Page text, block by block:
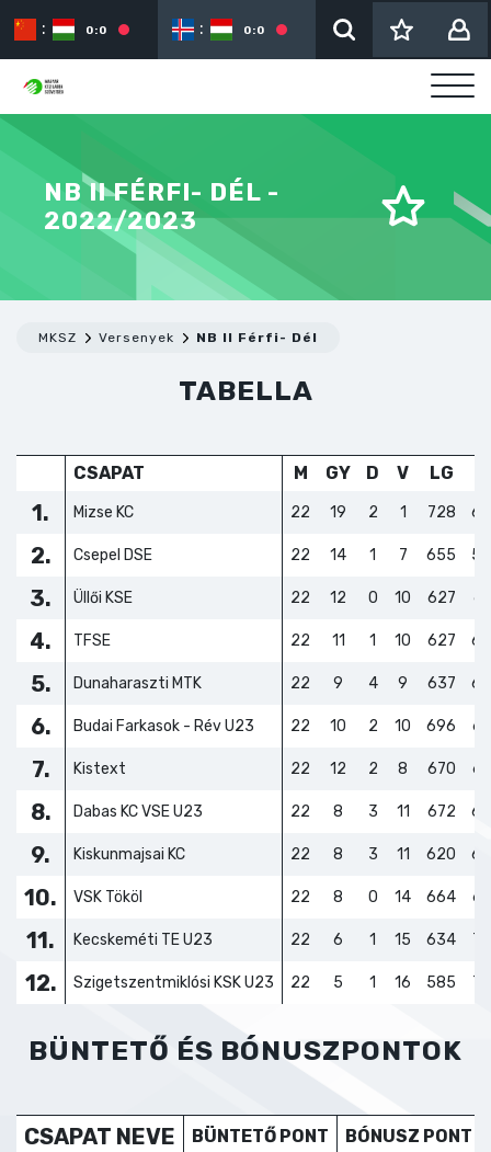
: 0:0 : 0:0 :
NB II FÉRFI- DÉL -
2022/2023
MKSZ Versenyek NB II Férfi- Dél
TABELLA
CSAPAT M GY D V LG
1. Mizse KC 22 19 2 1 728
2. Csepel DSE 22 14 1 7 655
3. Üllői KSE 22 12 0 10 627
4. TFSE 22 11 1 10 627
5. Dunaharaszti MTK 22 9 4 9 637
6. Budai Farkasok - Rév U23 22 10 2 10 696
7. Kistext 22 12 2 8 670
8. Dabas KC VSE U23 22 8 3 11 672
9. Kiskunmajsai KC 22 8 3 11 620
10. VSK Tököl 22 8 0 14 664
11. Kecskeméti TE U23 22 6 1 15 634
12. Szigetszentmiklósi KSK U23 22 5 1 16 585
BÜNTETŐ ÉS BÓNUSZPONTOK
CSAPAT NEVE BÜNTETŐ PONT BÓNUSZ PONT